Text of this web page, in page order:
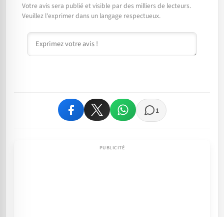
Votre avis sera publié et visible par des milliers de lecteurs.
Veuillez l'exprimer dans un langage respectueux.
Commentaire
1